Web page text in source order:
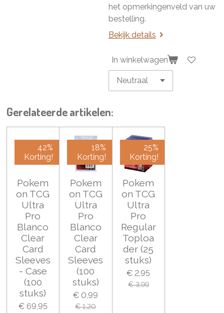
het opmerkingenveld van uw
bestelling.
Bekijk details
In winkelwagen
Gerelateerde artikelen:
42%
Korting!
Pokem
on TCG
Ultra
Pro
Blanco
Clear
Card
Sleeves
- Case
(100
stuks)
€ 69,95
18%
Korting!
Pokem
on TCG
Ultra
Pro
Blanco
Clear
Card
Sleeves
(100
stuks)
€ 0,99
€ 1,20
25%
Korting!
Pokem
on TCG
Ultra
Pro
Regular
Toploa
der (25
stuks)
€ 2,95
€ 3,99